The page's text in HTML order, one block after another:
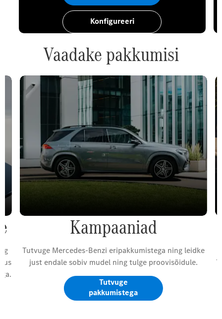
Konfigureeri
Vaadake pakkumisi
Kampaaniad
Tutvuge Mercedes-Benzi eripakkumistega ning leidke
just endale sobiv mudel ning tulge proovisõidule.
Tutvuge
pakkumistega